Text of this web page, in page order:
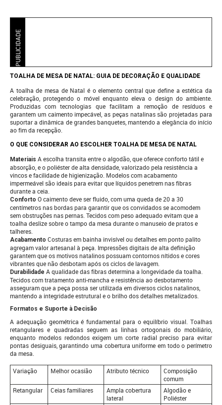
PUBLICIDADE
TOALHA DE MESA DE NATAL: GUIA DE DECORAÇÃO E QUALIDADE
A toalha de mesa de Natal é o elemento central que define a estética da
celebração, protegendo o móvel enquanto eleva o design do ambiente.
Produzidas com tecnologias que facilitam a remoção de resíduos e
garantem um caimento impecável, as peças natalinas são projetadas para
suportar a dinâmica de grandes banquetes, mantendo a elegância do início
ao fim da recepção.
O QUE CONSIDERAR AO ESCOLHER TOALHA DE MESA DE NATAL
Materiais A escolha transita entre o algodão, que oferece conforto tátil e
absorção, e o poliéster de alta densidade, valorizado pela resistência a
vincos e facilidade de higienização. Modelos com acabamento
impermeável são ideais para evitar que líquidos penetrem nas fibras
durante a ceia.
Conforto O caimento deve ser fluido, com uma queda de 20 a 30
centímetros nas bordas para garantir que os convidados se acomodem
sem obstruções nas pernas. Tecidos com peso adequado evitam que a
toalha deslize sobre o tampo da mesa durante o manuseio de pratos e
talheres.
Acabamento Costuras em bainha invisível ou detalhes em ponto palito
agregam valor artesanal à peça. Impressões digitais de alta definição
garantem que os motivos natalinos possuam contornos nítidos e cores
vibrantes que não desbotam após os ciclos de lavagem.
Durabilidade A qualidade das fibras determina a longevidade da toalha.
Tecidos com tratamento anti-mancha e resistência ao desbotamento
asseguram que a peça possa ser utilizada em diversos ciclos natalinos,
mantendo a integridade estrutural e o brilho dos detalhes metalizados.
Formatos e Suporte à Decisão
A adequação geométrica é fundamental para o equilíbrio visual. Toalhas
retangulares e quadradas seguem as linhas ortogonais do mobiliário,
enquanto modelos redondos exigem um corte radial preciso para evitar
pontas desiguais, garantindo uma cobertura uniforme em todo o perímetro
da mesa.
Variação Melhor ocasião Atributo técnico
Composição
comum
Retangular
Ceias familiares
Ampla cobertura
lateral
Algodão e
Poliéster